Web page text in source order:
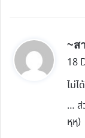
~ส
18
ไม่ไ
… ส่
หุหุ)